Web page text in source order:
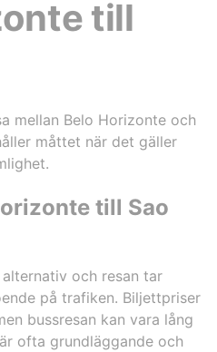
till
mellan Belo Horizonte och
måttet när det gäller
till Sao
och resan tar
på trafiken. Biljettpriser
bussresan kan vara lång
ofta grundläggande och